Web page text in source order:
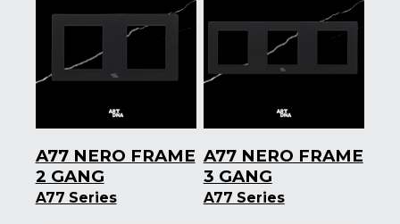
A77 NERO FRAME
2 GANG
A77 Series
A77 NERO FRAME
3 GANG
A77 Series